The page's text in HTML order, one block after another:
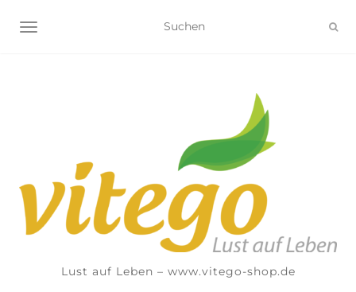
NAVIGATION UMSCHALTEN
Lust auf Leben – www.vitego-shop.de